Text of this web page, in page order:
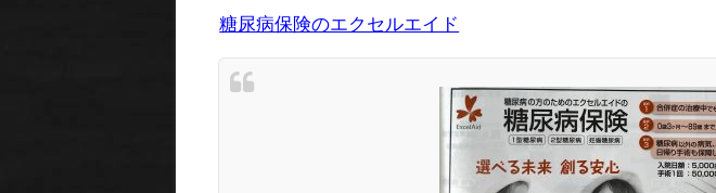
糖尿病保険のエクセルエイド